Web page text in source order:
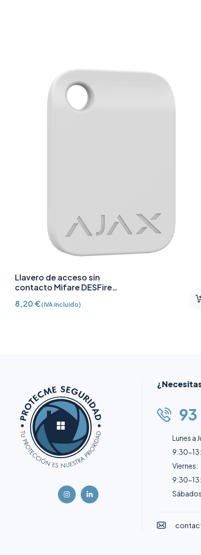
Llavero de acceso sin
contacto Mifare DESFire
8,20€(IVA incluido)
93
Lunes a
9:30-
Viernes:
9:30-